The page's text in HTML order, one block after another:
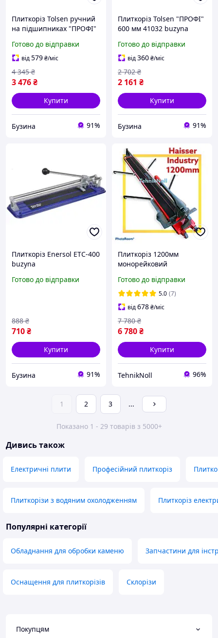
Плиткоріз Tolsen ручний
на підшипниках "ПРОФІ"
Готово до відправки
від579₴/міс
3 476₴
4 345 ₴
Купити
Бузина 91%
Плиткоріз Tolsen "ПРОФІ"
600 мм 41032 buzyna
Готово до відправки
від360₴/міс
2 161 ₴
2 702 ₴
Купити
Бузина 91%
Плиткоріз Enersol ETC-400
buzyna
Готово до відправки
710₴
888 ₴
Купити
Бузина 91%
Плиткоріз 1200мм
монорейковий
Industry ручний
плиткоріз на
підшипниках
Готово до відправки
5.0 (7)
від678₴/міс
6 780₴
7 780 ₴
Купити
TehnikNoll 96%
1 2 3 ...
Показано 1 - 29 товарів з 5000+
Дивись також
Електричні плити Професійний плиткоріз
Плиткорізи з водяним охолодженням Плиткоріз
Популярні категорії
Обладнання для обробки каменю Запчастини для
Оснащення для плиткорізів Склорізи
Покупцям